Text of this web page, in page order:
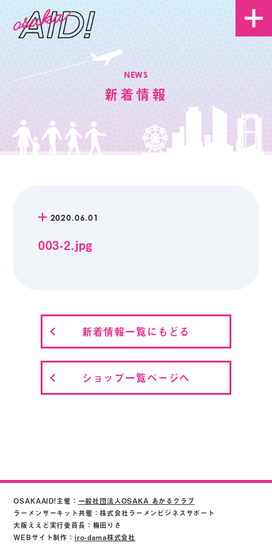
NEWS
新着情報
2020.06.01
003-2.jpg
新着情報一覧にもどる
ショップ一覧ページへ
OSAKAAID!主催： 一般社団法人OSAKA あかるクラブ
ラーメンサーキット共催：株式会社ラーメンビジネスサポート
大阪ええど実行委員長：梅田りさ
WEBサイト制作： iro-dama株式会社